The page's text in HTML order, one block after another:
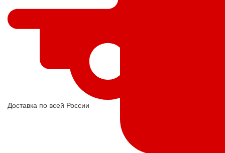
Доставка по всей России